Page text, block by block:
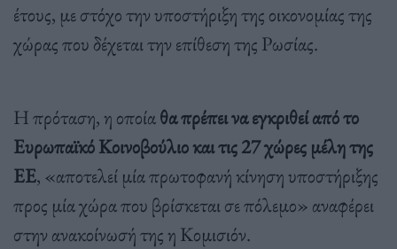
έτους, με στόχο την υποστήριξη της οικονομίας της
χώρας που δέχεται την επίθεση της Ρωσίας.
Η πρόταση, η οποίαθα πρέπει να εγκριθεί από το
Ευρωπαϊκό Κοινοβούλιο και τις 27 χώρες μέλη της
ΕΕ, «αποτελεί μία πρωτοφανή κίνηση υποστήριξης
προς μία χώρα που βρίσκεται σε πόλεμο» αναφέρει
στην ανακοίνωσή της η Κομισιόν.